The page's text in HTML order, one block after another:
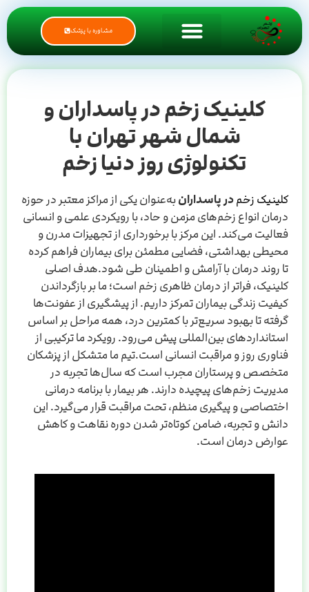
مشاوره با پزشک
کلینیک زخم در پاسداران و
شمال شهر تهران با
تکنولوژی روز دنیا زخم
کلینیک زخمدر پاسدارانبه‌عنوان یکی از مراکز معتبر در حوزه
درمان انواع زخم‌های مزمن و حاد، با رویکردی علمی و انسانی
فعالیت می‌کند. این مرکز با برخورداری از تجهیزات مدرن و
محیطی بهداشتی، فضایی مطمئن برای بیماران فراهم کرده
تا روند درمان با آرامش و اطمینان طی شود.هدف اصلی
کلینیک، فراتر از درمان ظاهری زخم است؛ ما بر بازگرداندن
کیفیت زندگی بیماران تمرکز داریم. از پیشگیری از عفونت‌ها
گرفته تا بهبود سریع‌تر با کمترین درد، همه مراحل بر اساس
استانداردهای بین‌المللی پیش می‌رود. رویکرد ما ترکیبی از
فناوری روز و مراقبت انسانی است.تیم ما متشکل از پزشکان
متخصص و پرستاران مجرب است که سال‌ها تجربه در
مدیریت زخم‌های پیچیده دارند. هر بیمار با برنامه درمانی
اختصاصی و پیگیری منظم، تحت مراقبت قرار می‌گیرد. این
دانش و تجربه، ضامن کوتاه‌تر شدن دوره نقاهت و کاهش
عوارض درمان است.